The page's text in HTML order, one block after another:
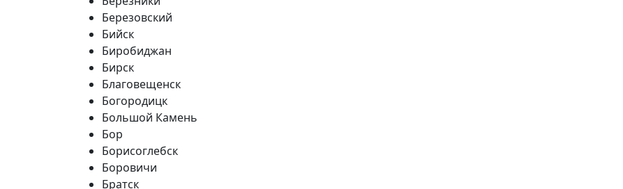
Березовский
Бийск
Биробиджан
Бирск
Благовещенск
Богородицк
Большой Камень
Бор
Борисоглебск
Боровичи
Братск